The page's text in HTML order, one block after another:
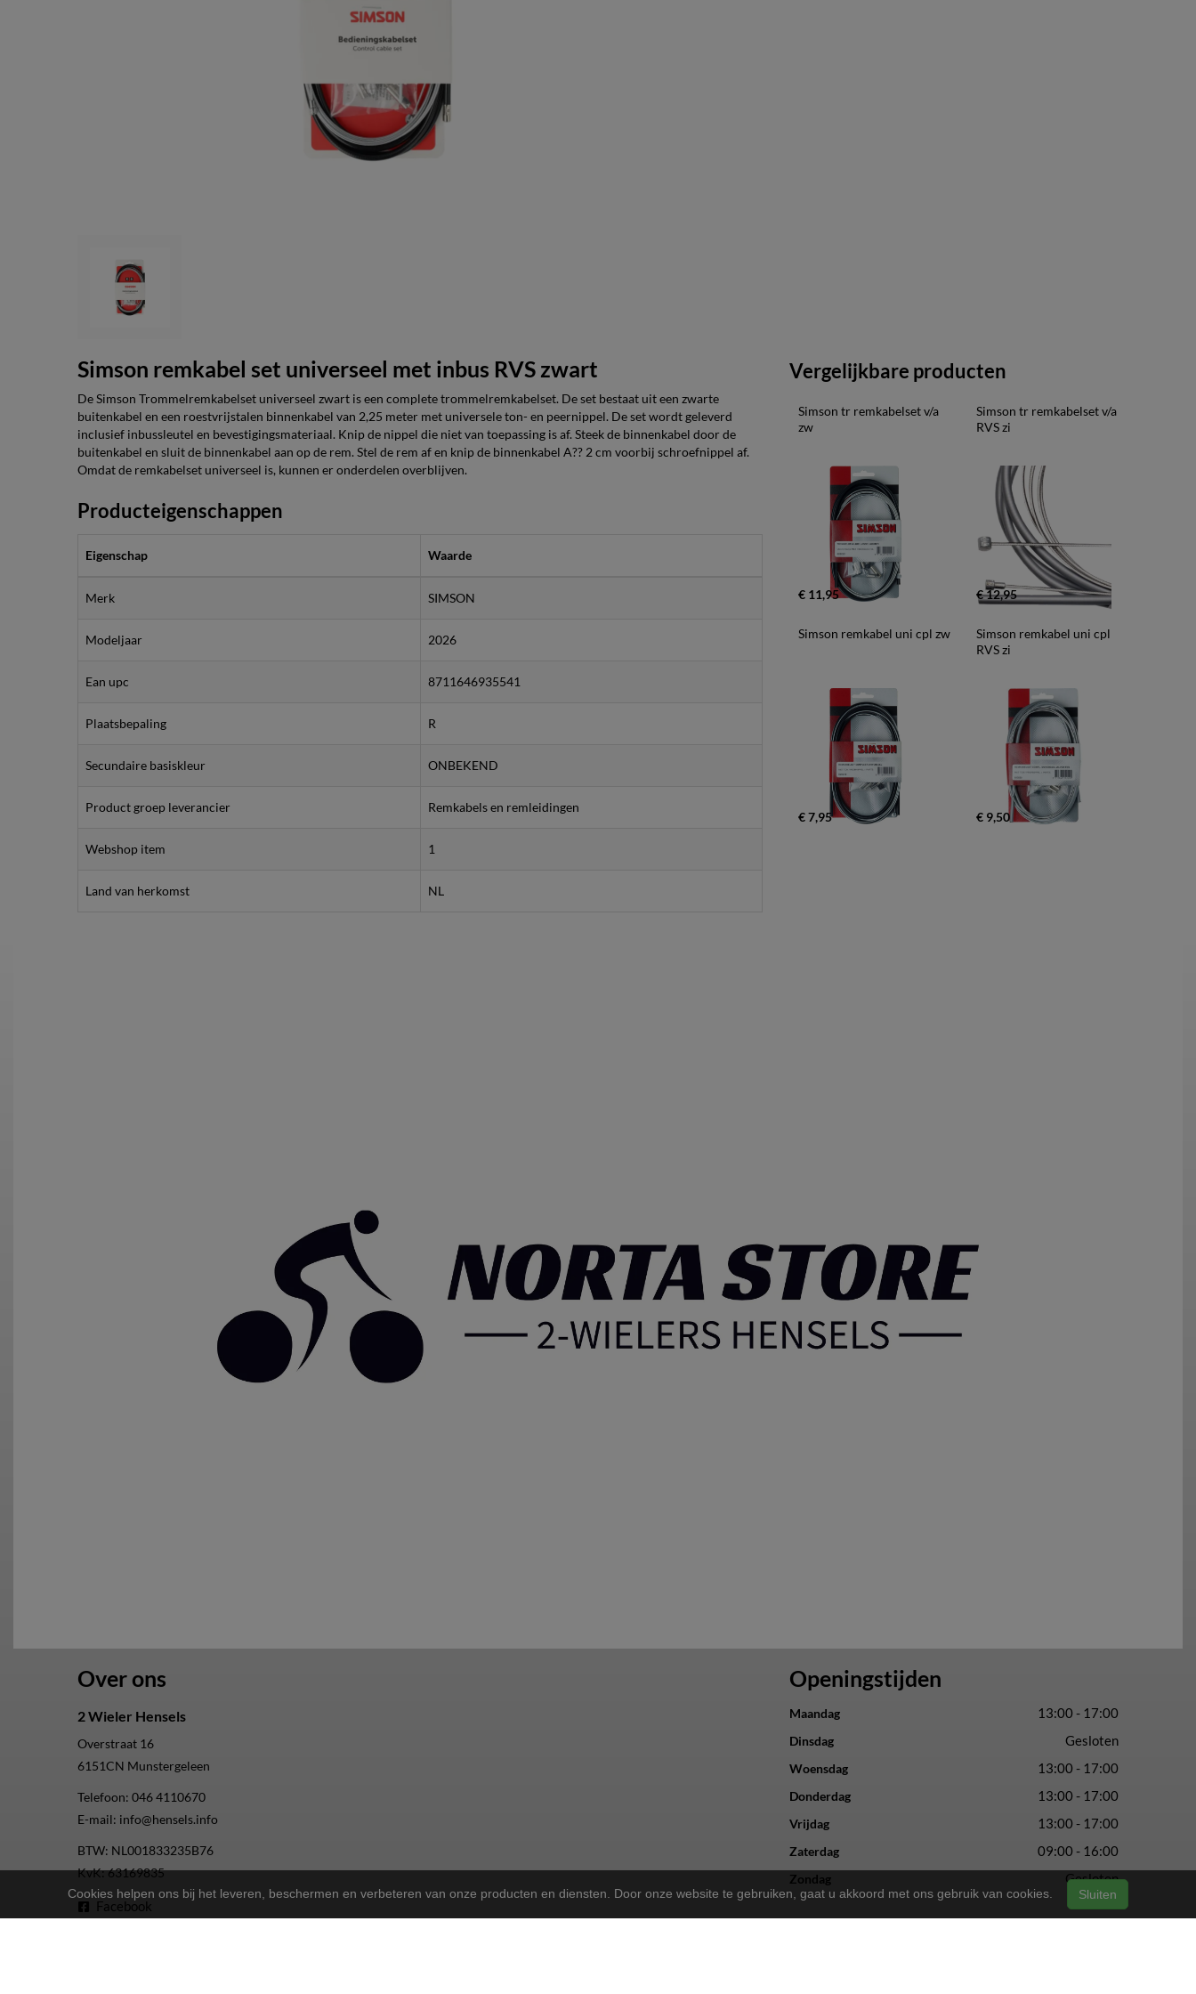
Simson remkabel set universeel met inbus RVS zwart
De Simson Trommelremkabelset universeel zwart is een complete trommelremkabelset. De set bestaat uit een zwarte
buitenkabel en een roestvrijstalen binnenkabel van 2,25 meter met universele ton- en peernippel. De set wordt geleverd
inclusief inbussleutel en bevestigingsmateriaal. Knip de nippel die niet van toepassing is af. Steek de binnenkabel door de
buitenkabel en sluit de binnenkabel aan op de rem. Stel de rem af en knip de binnenkabel A?? 2 cm voorbij schroefnippel af.
Omdat de remkabelset universeel is, kunnen er onderdelen overblijven.
Producteigenschappen
Eigenschap Waarde
Merk SIMSON
Modeljaar 2026
Ean upc 8711646935541
Plaatsbepaling R
Secundaire basiskleur ONBEKEND
Product groep leverancier Remkabels en remleidingen
Webshop item 1
Land van herkomst NL
Vergelijkbare producten
Simson tr remkabelset v/a
zw
€ 11,95
Simson tr remkabelset v/a
RVS zi
€ 12,95
Simson remkabel uni cpl zw
€ 7,95
Simson remkabel uni cpl
RVS zi
€ 9,50
Over ons
2 Wieler Hensels
Overstraat 16
6151CN Munstergeleen
Telefoon: 046 4110670
E-mail: info@hensels.info
BTW: NL001833235B76
KvK: 63169835
Facebook
Openingstijden
Maandag 13:00 - 17:00
Dinsdag Gesloten
Woensdag 13:00 - 17:00
Donderdag 13:00 - 17:00
Vrijdag 13:00 - 17:00
Zaterdag 09:00 - 16:00
Zondag Gesloten
Cookies helpen ons bij het leveren, beschermen en verbeteren van onze producten en diensten. Door onze website te gebruiken, gaat u akkoord met ons gebruik van cookies. Sluiten